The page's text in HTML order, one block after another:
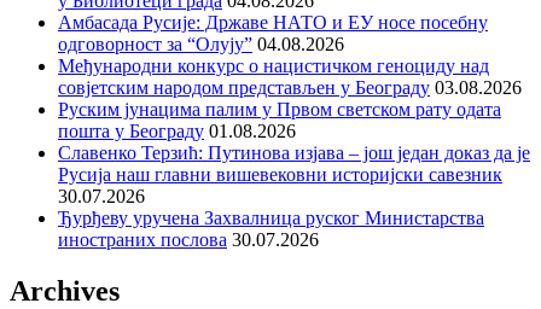
Амбасада Русије: Државе НАТО и ЕУ носе посебну
одговорност за “Олују” 04.08.2026
Међународни конкурс о нацистичком геноциду над
совјетским народом представљен у Београду 03.08.2026
Руским јунацима палим у Првом светском рату одата
пошта у Београду 01.08.2026
Славенко Терзић: Путинова изјава – још један доказ да је
Русија наш главни вишевековни историјски савезник
30.07.2026
Ђурђеву уручена Захвалница руског Министарства
иностраних послова 30.07.2026
Archives